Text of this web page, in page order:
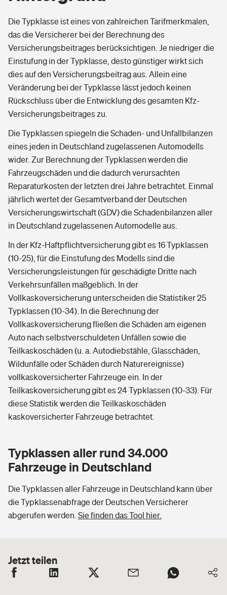
Die Typklasse ist eines von zahlreichen Tarifmerkmalen,
das die Versicherer bei der Berechnung des
Versicherungsbeitrages berücksichtigen. Je niedriger die
Einstufung in der Typklasse, desto günstiger wirkt sich
dies auf den Versicherungsbeitrag aus. Allein eine
Veränderung bei der Typklasse lässt jedoch keinen
Rückschluss über die Entwicklung des gesamten Kfz-
Versicherungsbeitrages zu.
Die Typklassen spiegeln die Schaden- und Unfallbilanzen
eines jeden in Deutschland zugelassenen Automodells
wider. Zur Berechnung der Typklassen werden die
Fahrzeugschäden und die dadurch verursachten
Reparaturkosten der letzten drei Jahre betrachtet. Einmal
jährlich wertet der Gesamtverband der Deutschen
Versicherungswirtschaft (GDV) die Schadenbilanzen aller
in Deutschland zugelassenen Automodelle aus.
In der Kfz-Haftpflichtversicherung gibt es 16 Typklassen
(10-25), für die Einstufung des Modells sind die
Versicherungsleistungen für geschädigte Dritte nach
Verkehrsunfällen maßgeblich. In der
Vollkaskoversicherung unterscheiden die Statistiker 25
Typklassen (10-34). In die Berechnung der
Vollkaskoversicherung fließen die Schäden am eigenen
Auto nach selbstverschuldeten Unfällen sowie die
Teilkaskoschäden (u. a. Autodiebstähle, Glasschäden,
Wildunfälle oder Schäden durch Naturereignisse)
vollkaskoversicherter Fahrzeuge ein. In der
Teilkaskoversicherung gibt es 24 Typklassen (10-33). Für
diese Statistik werden die Teilkaskoschäden
kaskoversicherter Fahrzeuge betrachtet.
Typklassen aller rund 34.000
Fahrzeuge in Deutschland
Die Typklassen aller Fahrzeuge in Deutschland kann über
die Typklassenabfrage der Deutschen Versicherer
abgerufen werden. Sie finden das Tool hier.
Jetzt teilen